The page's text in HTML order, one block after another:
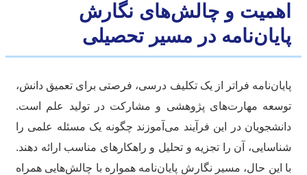
و چالش‌های نگارش
در مسیر تحصیلی
فراتر از یک تکلیف درسی، فرصتی برای تعمیق دانش،
مهارت‌های پژوهشی و مشارکت در تولید علم است.
در این فرآیند می‌آموزند چگونه یک مسئله علمی را
آن را تجزیه و تحلیل و راهکارهای مناسب ارائه دهند.
این حال، مسیر نگارش پایان‌نامه همواره با چالش‌هایی همراه